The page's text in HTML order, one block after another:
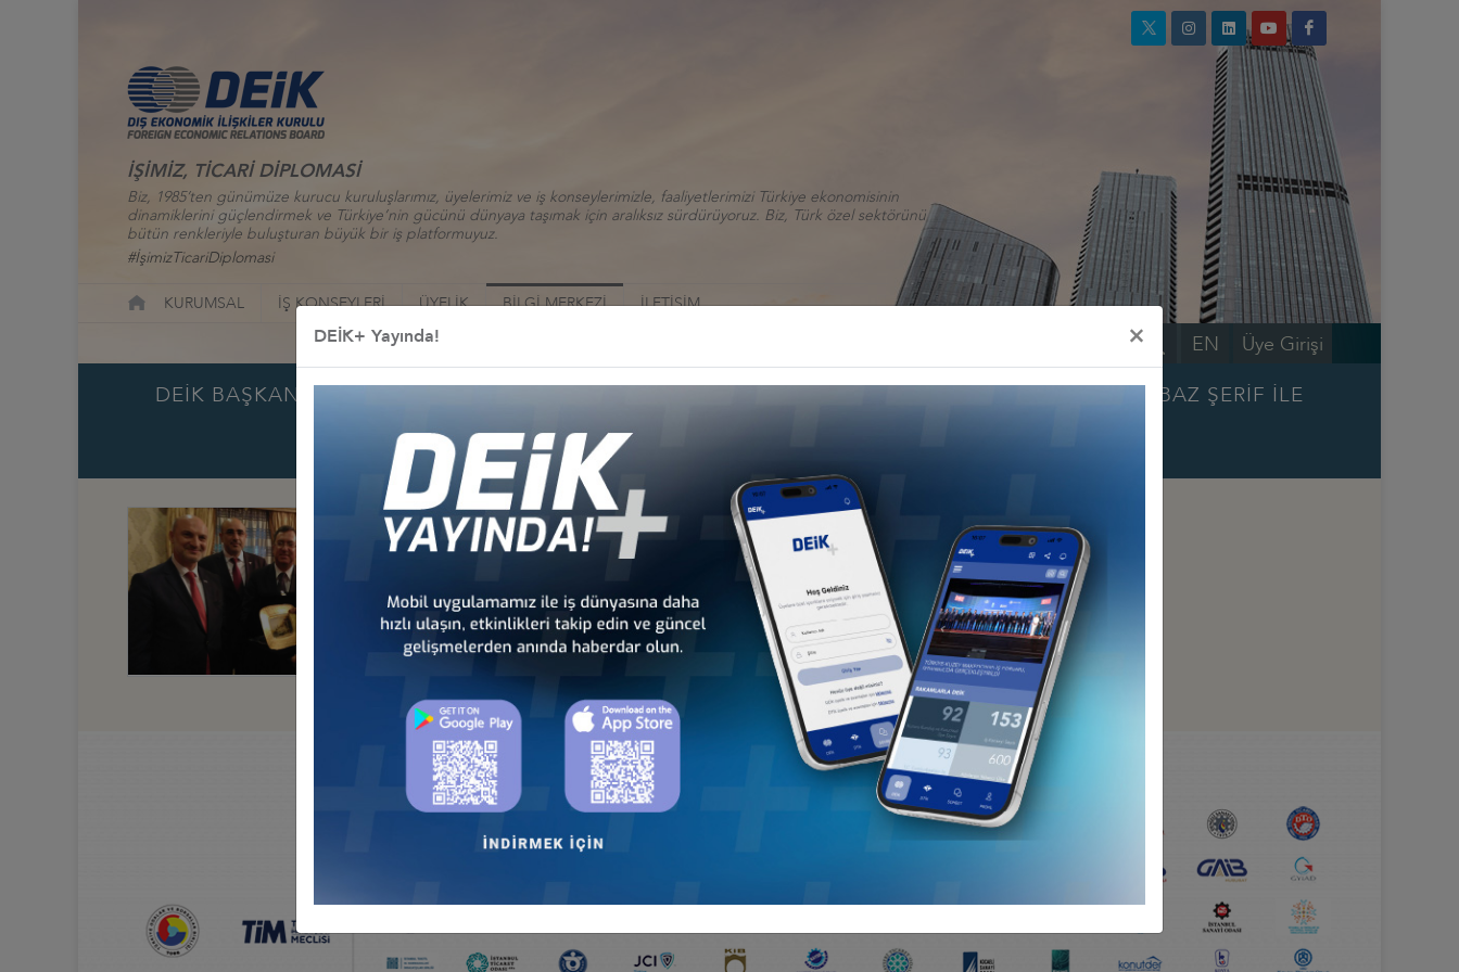
İŞİMİZ, TİCARİ DİPLOMASİ
Biz, 1985’ten günümüze kurucu kuruluşlarımız, üyelerimiz ve iş konseylerimizle, faaliyetlerimizi Türkiye ekonomisinin
dinamiklerini güçlendirmek ve Türkiye’nin gücünü dünyaya taşımak için aralıksız sürdürüyoruz. Biz, Türk özel sektörünü
bütün renkleriyle buluşturan büyük bir iş platformuyuz.
#İşimizTicariDiplomasi
KURUMSAL İŞ KONSEYLERİ ÜYELİK BİLGİ MERKEZİ İLETİŞİM
Üye Girişi
EN
DEİK BAŞKANI ÖMER CİHAD VARDAN VE İŞ KONSEYİ HEYETİ PENCAP EYALETİ BAŞBAKANI ŞAHBAZ ŞERİF İLE
TOPLANTI, 1 EYLÜL 2016, PAKİSTAN
Ana Sayfa
92 KURUCU KURULUŞUMUZ VE KURUMSAL ÜYELERİMİZ İLE ÇOK DAHA GÜÇLÜYÜZ...
DEİK+ Yayında! ×